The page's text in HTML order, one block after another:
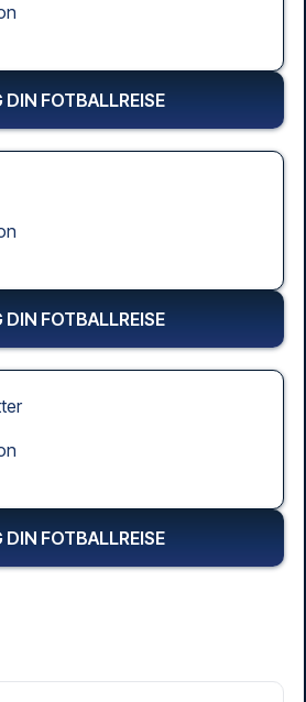
DIN FOTBALLREISE
DIN FOTBALLREISE
DIN FOTBALLREISE